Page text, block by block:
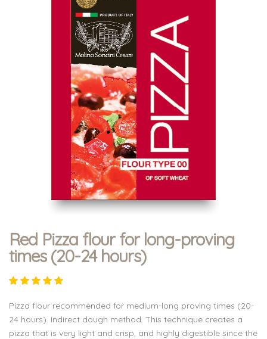
Red Pizza flour for long-proving
times (20-24 hours)
Pizza flour recommended for medium-long proving times (20-
24 hours). Indirect dough method. This technique creates a
pizza that is very light and crisp, and highly digestible since the